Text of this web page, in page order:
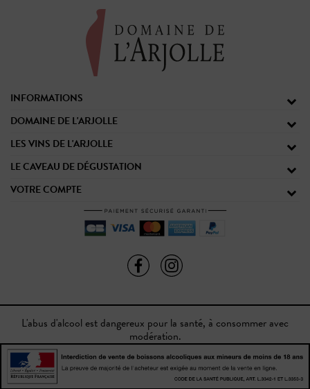
INFORMATIONS
DOMAINE DE L'ARJOLLE
LES VINS DE L'ARJOLLE
LE CAVEAU DE DÉGUSTATION
VOTRE COMPTE
L'abus d'alcool est dangereux pour la santé, à consommer avec
modération.